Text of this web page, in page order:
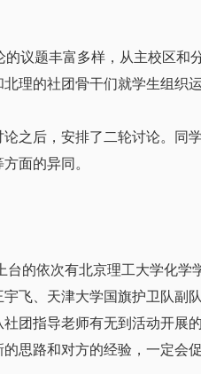
题丰富多样，从主校区和
理的社团骨干们就学生组织
后，安排了二轮讨论。同
面的异同。
依次有北京理工大学化学
飞、天津大学国旗护卫队副
团指导老师有无到活动开展
思路和对方的经验，一定会